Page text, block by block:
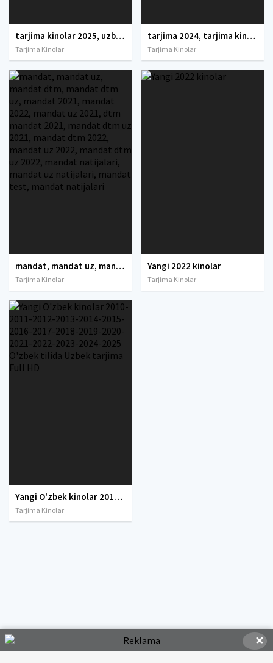
tarjima kinolar 2025, uzbek tarjima kinolar 2025, tarjima kinolar uzbek tilida 2025, tarjima kinolar o zbek 2025, tarjima kinolar o zbek tilida 2025, yangi tarjima kinolar 2025, uzmovi tarjima kinolar 2025, uzmovi com tarjima kinolar 2025, uzbekcha t
Tarjima Kinolar
tarjima 2024, tarjima kinolar 2024, uzbek tarjima 2024, tarjima kinolar tilida tilida 2024, uzbek tilida tarjima 2024, kino tarjima 2024, uzbek tarjima kinolar 2024, tarjima kinolar 2024 uzbek tilida, tarjima kinolar 2024 o zbek, tarjima kinolar 2024
Tarjima Kinolar
mandat, mandat uz, mandat dtm, mandat dtm uz, mandat 2021, mandat 2022, mandat uz 2021, dtm mandat 2021, mandat dtm uz 2021, mandat dtm 2022, mandat uz 2022, mandat dtm uz 2022, mandat natijalari, mandat uz natijalari, mandat test, mandat natijalari
Tarjima Kinolar
Yangi 2022 kinolar
Tarjima Kinolar
Yangi O'zbek kinolar 2010-2011-2012-2013-2014-2015-2016-2017-2018-2019-2020-2021-2022-2023-2024-2025 O'zbek tilida Uzbek tarjima Full HD
Tarjima Kinolar
✕